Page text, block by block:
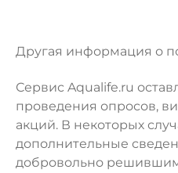
Другая информация о
Сервис Aqualife.ru
проведения опросов,
акций. В некоторых
дополнительные
добровольно